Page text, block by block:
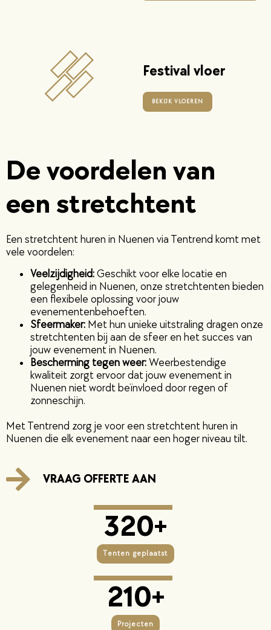
Festival vloer
BEKIJK VLOEREN
De voordelen van
een stretchtent
Een stretchtent huren in Nuenen via Tentrend komt met
vele voordelen:
Veelzijdigheid:Geschikt voor elke locatie en
gelegenheid in Nuenen, onze stretchtenten bieden
een flexibele oplossing voor jouw
evenementenbehoeften.
Sfeermaker: Met hun unieke uitstraling dragen onze
stretchtenten bij aan de sfeer en het succes van
jouw evenement in Nuenen.
Bescherming tegen weer:Weerbestendige
kwaliteit zorgt ervoor dat jouw evenement in
Nuenen niet wordt beïnvloed door regen of
zonneschijn.
Met Tentrend zorg je voor een stretchtent huren in
Nuenen die elk evenement naar een hoger niveau tilt.
VRAAG OFFERTE AAN
320+
Tenten geplaatst
210+
Projecten